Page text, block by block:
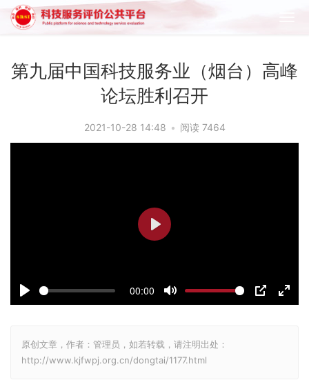
第九届中国科技服务业（烟台）高峰
论坛胜利召开
2021-10-28 14:48 • 阅读 7464
P
a
y
00:00
M
e
P
E
P
y
原创文章，作者：管理员，如若转载，请注明出处：
http://www.kjfwpj.org.cn/dongtai/1177.html